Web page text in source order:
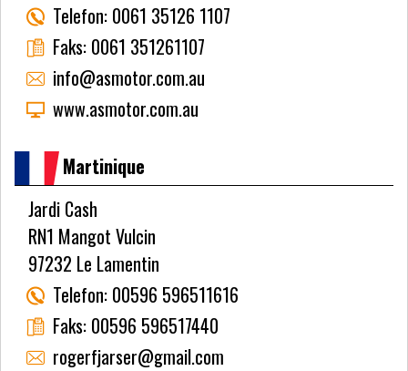
Telefon: 0061 35126 1107
Faks: 0061 351261107
info@asmotor.com.au
www.asmotor.com.au
Martinique
Jardi Cash
RN1 Mangot Vulcin
97232 Le Lamentin
Telefon: 00596 596511616
Faks: 00596 596517440
rogerfjarser@gmail.com